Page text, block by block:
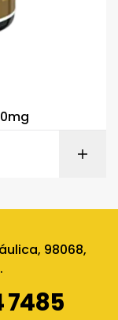
98068,
7485